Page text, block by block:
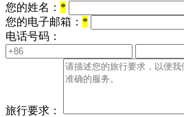
您的姓名： *
您的电子邮箱： *
电话号码：
旅行要求：